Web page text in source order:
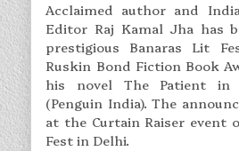
Acclaimed author and
Editor Raj Kamal Jha has
prestigious Banaras Lit
Ruskin Bond Fiction Book
his novel The Patient in
(Penguin India). The
at the Curtain Raiser event
Fest in Delhi.